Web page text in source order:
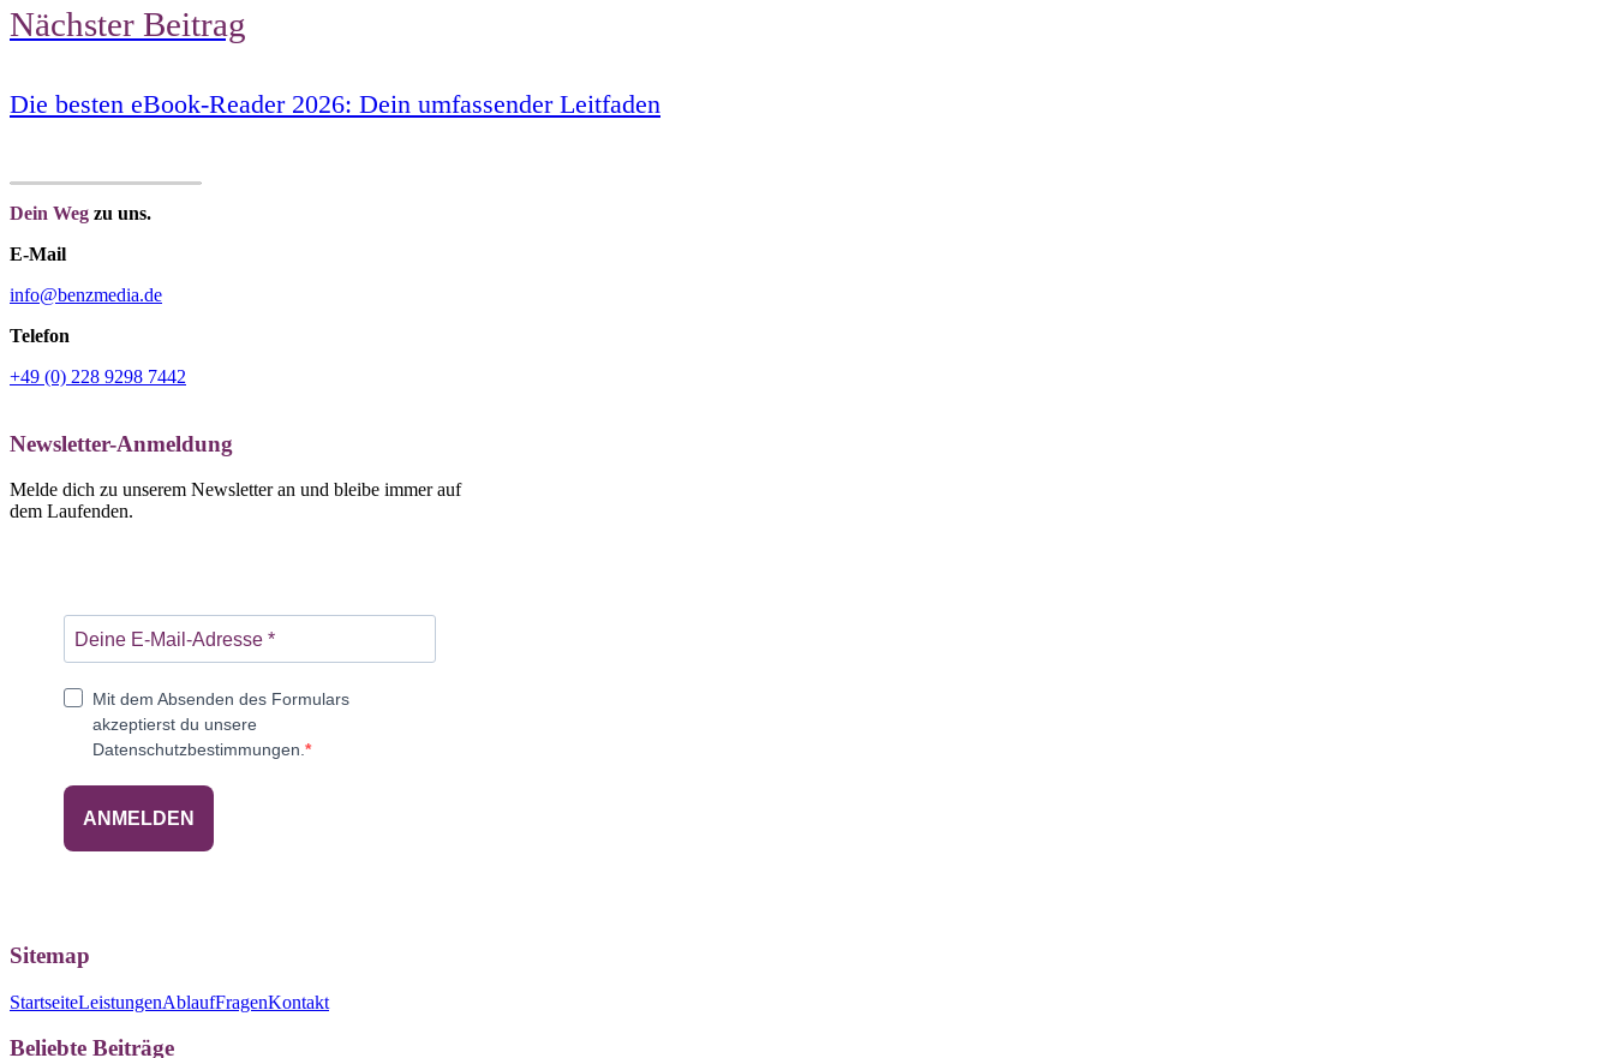
Nächster Beitrag
Die besten eBook-Reader 2026: Dein umfassender Leitfaden
Dein Weg zu uns.
E-Mail
info@benzmedia.de
Telefon
+49 (0) 228 9298 7442
Newsletter-Anmeldung
Melde dich zu unserem Newsletter an und bleibe immer auf
dem Laufenden.
Mit dem Absenden des Formulars
akzeptierst du unsere
Datenschutzbestimmungen.
ANMELDEN
Sitemap
StartseiteLeistungenAblaufFragenKontakt
Beliebte Beiträge